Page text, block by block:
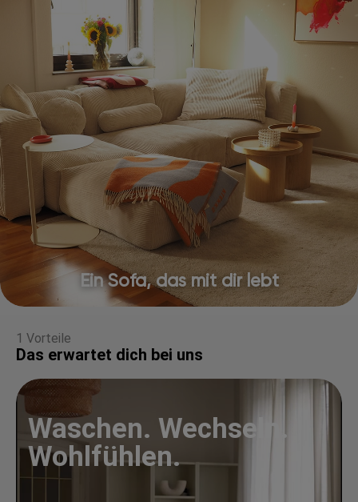
Ein Sofa, das mit dir lebt
1 Vorteile
Das erwartet dich bei uns
Waschen. Wechseln.
Wohlfühlen.